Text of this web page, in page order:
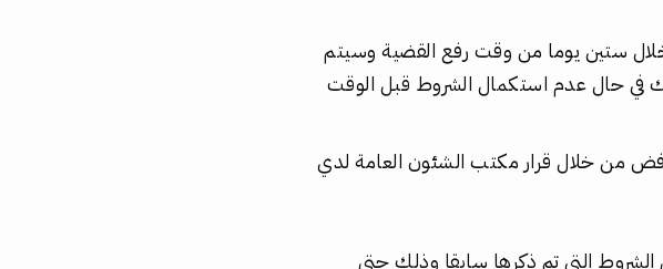
ستين يوما من وقت رفع القضية وسيتم
في حال عدم استكمال الشروط قبل الوقت
من خلال قرار مكتب الشئون العامة لدي
التي تم ذكرها سابقا وذلك حتى